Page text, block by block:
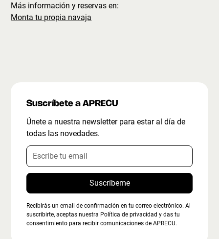
Más información y reservas en:
Monta tu propia navaja
Suscríbete a APRECU
Únete a nuestra newsletter para estar al día de
todas las novedades.
Recibirás un email de confirmación en tu correo electrónico. Al
suscribirte, aceptas nuestra Política de privacidad y das tu
consentimiento para recibir comunicaciones de APRECU.